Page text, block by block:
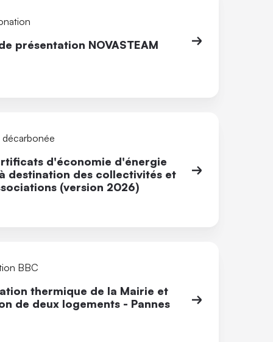
présentation NOVASTEAM
d'économie d'énergie
destination des collectivités et
(version 2026)
BBC
thermique de la Mairie et
de deux logements - Pannes